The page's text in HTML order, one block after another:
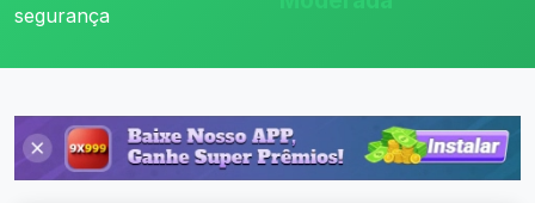
segurança